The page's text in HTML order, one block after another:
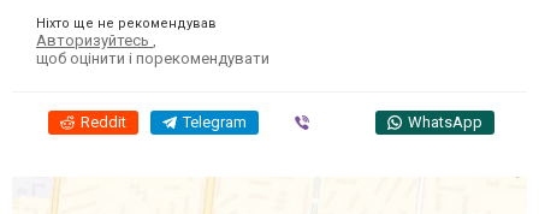
Ніхто ще не рекомендував
Авторизуйтесь
щоб оцінити і порекомендувати
Reddit Telegram WhatsApp